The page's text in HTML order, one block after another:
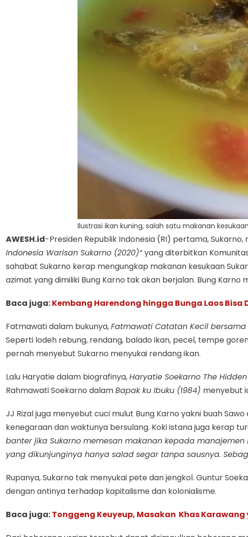
Ilustrasi ikan kuning, salah satu makanan
AWESH.id-Presiden Republik Indonesia (RI) pertama,
Indonesia Warisan Sukarno (2020)”yang diterbitkan
sahabat Sukarno kerap mengungkap makanan kesukaan
azimat yang dimiliki Bung Karno tak akan berjalan. Bung Karno
Baca juga:Kembang Harendong hingga Bunga Laos Bisa
Fatmawati dalam bukunya,Fatmawati Catatan Kecil bersama
Seperti lodeh rebung, rendang, balado ikan, pecel, tempe
pernah menyebut Sukarno menyukai rendang ikan.
Lalu Haryatie dalam biografinya,Haryatie Soekarno The
Rahmawati Soekarno dalamBapak ku Ibuku (1984) menyebut
JJ Rizal juga menyebut cuci mulut Bung Karno yakni buah
kenegaraan dan waktunya bersulang. Koki istana juga kerap
banter jika Sukarno memesan makanan kepada
yang dikunjunginya hanya salad segar tanpa sausnya.
Rupanya, Sukarno tak menyukai pete dan jengkol. Guntur
dengan antinya terhadap kapitalisme dan kolonialisme.
Baca juga:Tonggeng Keuyeup, Masakan Khas Karawang